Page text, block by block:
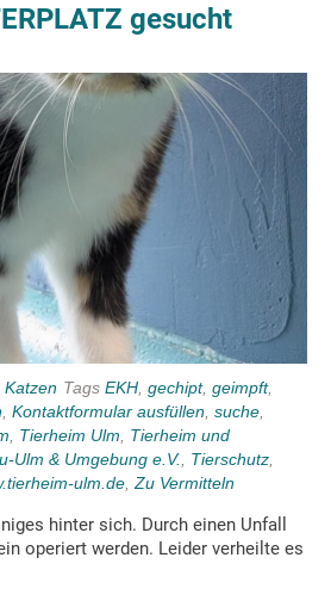
gesucht
Katzen Tags EKH gechipt, geimpft,
Kontaktformular ausfüllen suche
Tierheim Ulm
Tierheim und
Ulm & Umgebung e.V.
Tierschutz
ulm.de Zu Vermitteln
hinter sich. Durch einen Unfall
operiert werden. Leider verheilte es